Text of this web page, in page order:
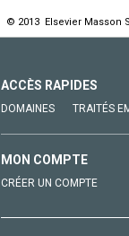
© 2013 Elsevier Masson
ACCÈS RAPIDES
DOMAINES TRAITÉS
MON COMPTE
CRÉER UN COMPTE